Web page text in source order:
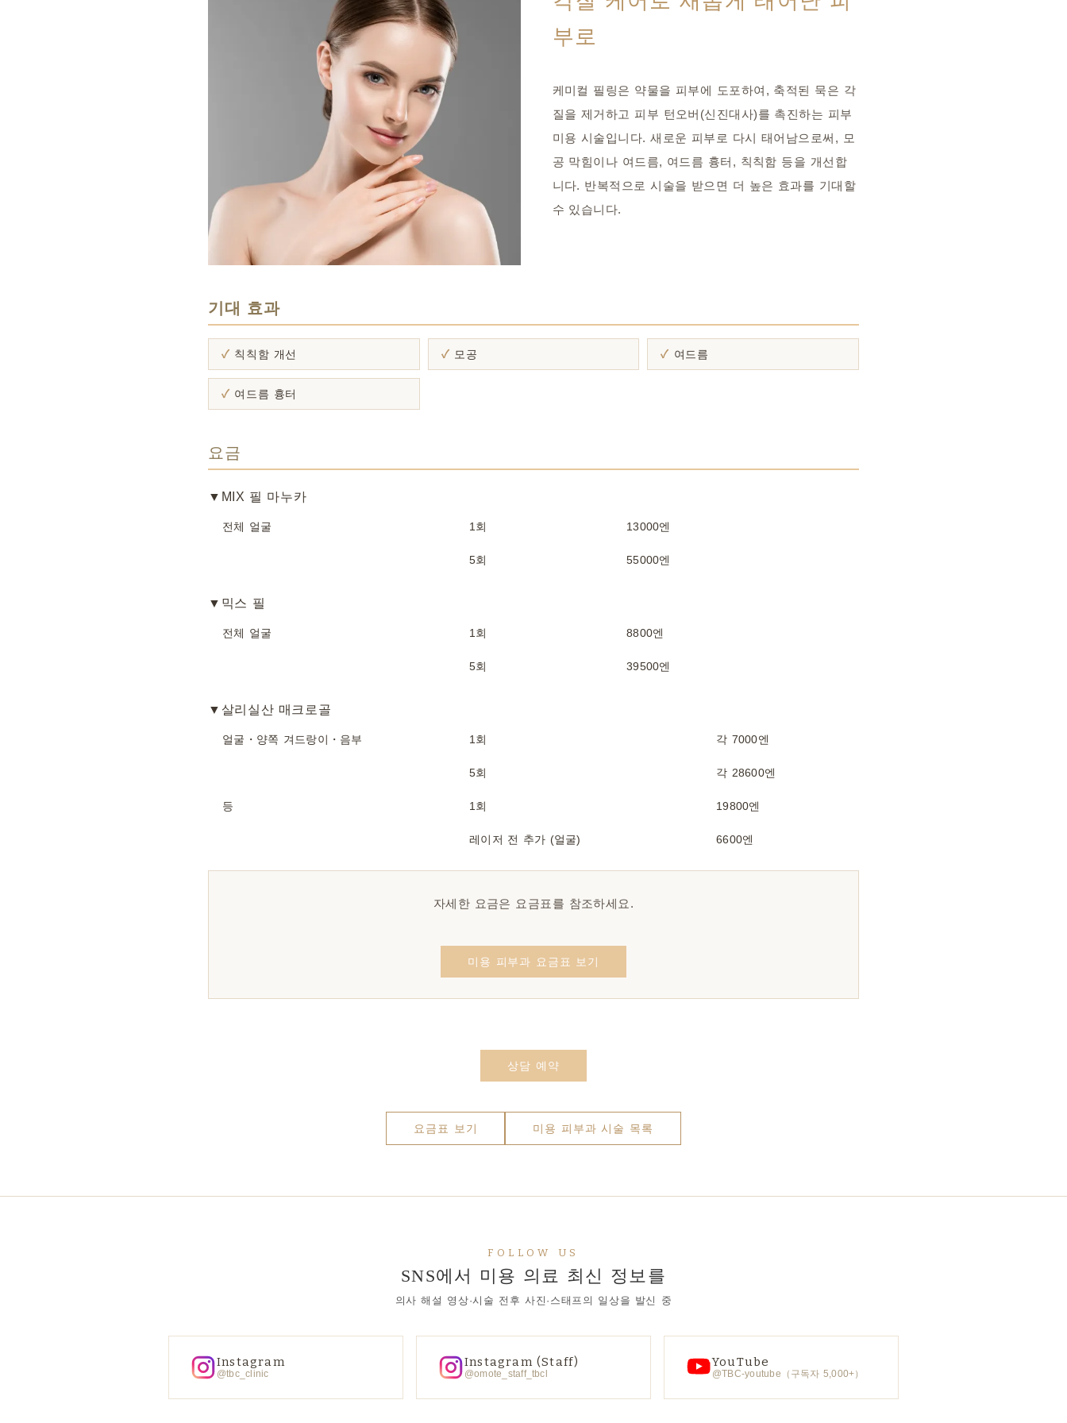
부로
케미컬 필링은 약물을 피부에 도포하여, 축적된 묵은 각
질을 제거하고 피부 턴오버(신진대사)를 촉진하는 피부
미용 시술입니다. 새로운 피부로 다시 태어남으로써, 모
공 막힘이나 여드름, 여드름 흉터, 칙칙함 등을 개선합
니다. 반복적으로 시술을 받으면 더 높은 효과를 기대할
수 있습니다.
기대 효과
칙칙함 개선 모공 여드름
여드름 흉터
요금
▼MIX 필 마누카
전체 얼굴 1회 13000엔
5회 55000엔
▼믹스 필
전체 얼굴 1회 8800엔
5회 39500엔
▼살리실산 매크로골
얼굴・양쪽 겨드랑이・음부 1회 각 7000엔
5회 각 28600엔
등 1회 19800엔
레이저 전 추가 (얼굴) 6600엔
자세한 요금은 요금표를 참조하세요.
미용 피부과 요금표 보기
상담 예약
요금표 보기 미용 피부과 시술 목록
FOLLOW US
SNS에서 미용 의료 최신 정보를
의사 해설 영상·시술 전후 사진·스태프의 일상을 발신 중
Instagram
@tbc_clinic
Instagram (Staff)
@omote_staff_tbcl
YouTube
@TBC-youtube（구독자 5,000+）